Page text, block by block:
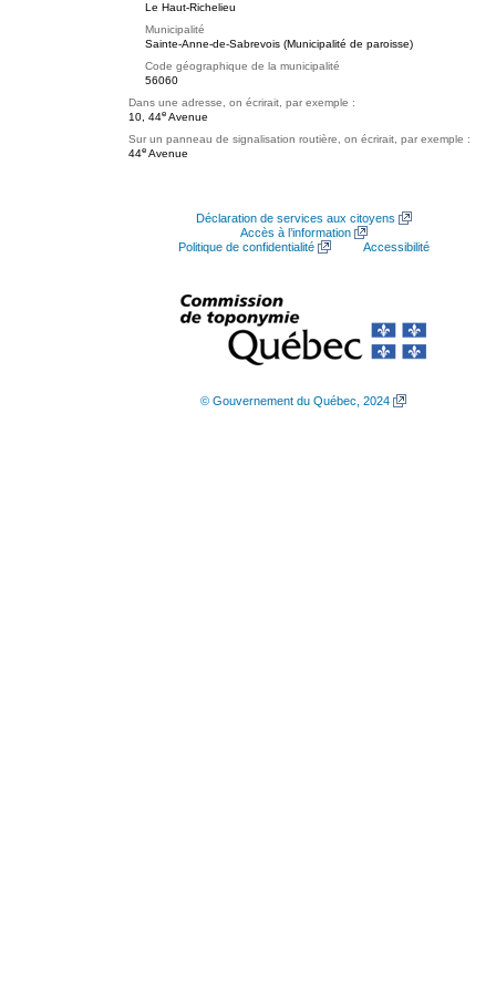
Le Haut-Richelieu
Municipalité
Sainte-Anne-de-Sabrevois (Municipalité de paroisse)
Code géographique de la municipalité
56060
Dans une adresse, on écrirait, par exemple :
10, 44e Avenue
Sur un panneau de signalisation routière, on écrirait, par exemple :
44e Avenue
Déclaration de services aux citoyens
Accès à l’information
Politique de confidentialité
Accessibilité
© Gouvernement du Québec, 2024